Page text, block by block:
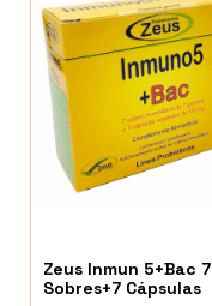
Zeus Inmun 5+Bac 7
Sobres+7 Cápsulas